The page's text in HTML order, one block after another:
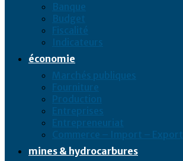
Banque
Budget
Fiscalité
Indicateurs
économie
Marchés publiques
Fourniture
Production
Entreprises
Entrepreneuriat
Commerce – Import – Export
mines & hydrocarbures